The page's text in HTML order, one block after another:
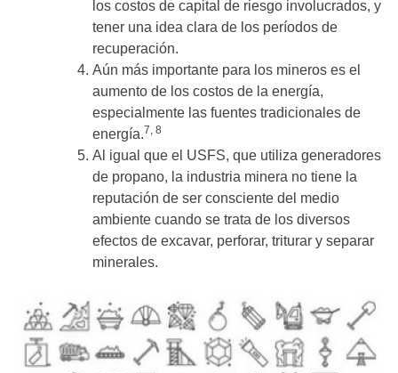
los costos de capital de riesgo involucrados, y
tener una idea clara de los períodos de
recuperación.
Aún más importante para los mineros es el
aumento de los costos de la energía,
especialmente las fuentes tradicionales de
energía.7, 8
Al igual que el USFS, que utiliza generadores
de propano, la industria minera no tiene la
reputación de ser consciente del medio
ambiente cuando se trata de los diversos
efectos de excavar, perforar, triturar y separar
minerales.